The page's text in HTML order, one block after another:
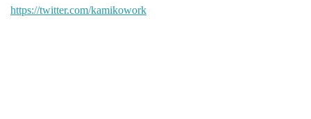
https://twitter.com/kamikowork